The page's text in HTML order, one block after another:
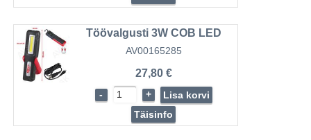
Töövalgusti 3W COB LED
AV00165285
27,80 €
- +
Lisa korvi
Täisinfo